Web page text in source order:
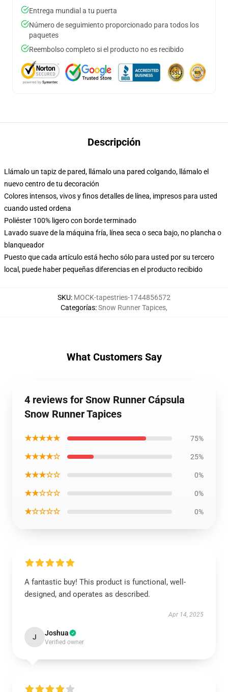
Entrega mundial a tu puerta
Número de seguimiento proporcionado para todos los
paquetes
Reembolso completo si el producto no es recibido
Descripción
Llámalo un tapiz de pared, llámalo una pared colgando, llámalo el
nuevo centro de tu decoración
Colores intensos, vivos y finos detalles de línea, impresos para usted
cuando usted ordena
Poliéster 100% ligero con borde terminado
Lavado suave de la máquina fría, línea seca o seca bajo, no plancha o
blanqueador
Puesto que cada artículo está hecho sólo para usted por su tercero
local, puede haber pequeñas diferencias en el producto recibido
SKU: MOCK-tapestries-1744856572
Categorías:Snow Runner Tapices,
What Customers Say
4 reviews for Snow Runner Cápsula
Snow Runner Tapices
★★★★★ 75%
★★★★☆ 25%
★★★☆☆ 0%
★★☆☆☆ 0%
★☆☆☆☆ 0%
A fantastic buy! This product is functional, well-
designed, and operates as described.
Apr 14, 2025
J Joshua
Verified owner